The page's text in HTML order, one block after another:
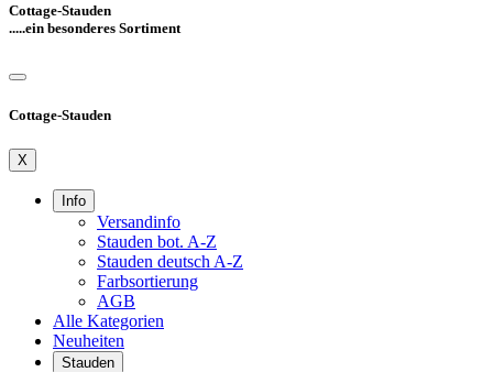
Cottage-Stauden
.....ein besonderes Sortiment
Cottage-Stauden
X
Info
Versandinfo
Stauden bot. A-Z
Stauden deutsch A-Z
Farbsortierung
AGB
Alle Kategorien
Neuheiten
Stauden